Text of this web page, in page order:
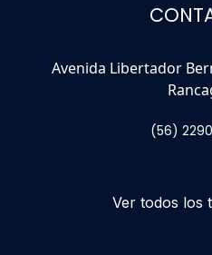
Avenida Libertador
(56)
Ver todos los